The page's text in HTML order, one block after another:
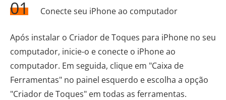
01 Conecte seu iPhone ao computador
Após instalar o Criador de Toques para iPhone no seu
computador, inicie-o e conecte o iPhone ao
computador. Em seguida, clique em "Caixa de
Ferramentas" no painel esquerdo e escolha a opção
"Criador de Toques" em todas as ferramentas.